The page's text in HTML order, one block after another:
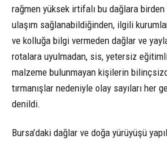
rağmen yüksek irtifalı bu dağlara
ulaşım sağlanabildiğinden, ilgili
ve kolluğa bilgi vermeden dağlar ve
rotalara uyulmadan, sis, yetersiz
malzeme bulunmayan kişilerin
tırmanışlar nedeniyle olay sayıları her
denildi.
Bursa’daki dağlar ve doğa yürüyüşü